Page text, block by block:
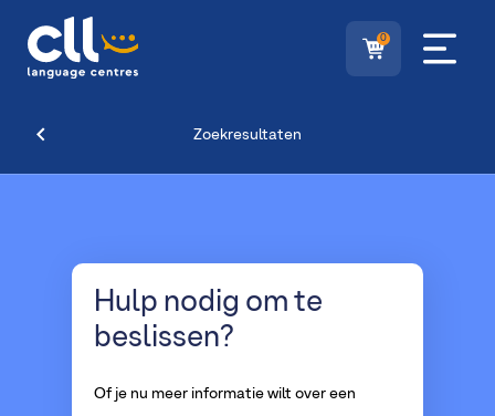
0
Zoekresultaten
Hulp nodig om te
beslissen?
Of je nu meer informatie wilt over een